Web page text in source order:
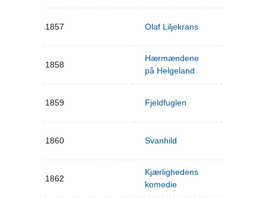
1857 Olaf Liljekrans
1858
Hærmændene
på Helgeland
1859 Fjeldfuglen
1860 Svanhild
1862
Kjærlighedens
komedie